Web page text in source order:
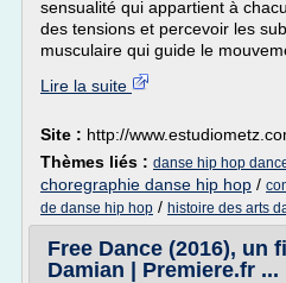
sensualité qui appartient à
des tensions et percevoir les
musculaire qui guide le
Lire la suite
Site : http://
Thèmes liés : danse hip hop
choregraphie danse hip hop /
de danse hip hop / histoire des arts
Free Dance (2016), un
Damian | Premiere.fr ...